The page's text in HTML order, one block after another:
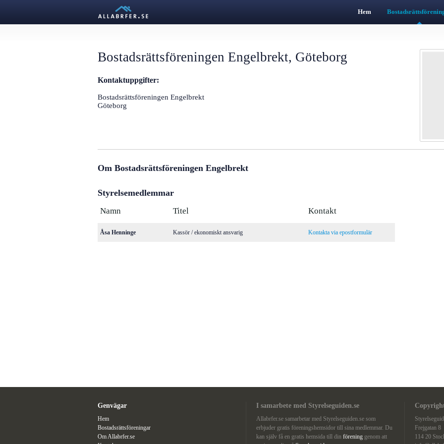
Hem
Bostadsrättsföreningen Engelbrekt, Göteborg
Kontaktuppgifter:
Bostadsrättsföreningen Engelbrekt
Göteborg
Om Bostadsrättsföreningen Engelbrekt
Styrelsemedlemmar
Namn Titel Kontakt
Åsa Henninge Kassör / ekonomiskt ansvarig Kontakta via epostformulär
Genvägar
Hem
Bostadsrättsföreningar
Om Allabrfer.se
I samarbete med Styrelseguiden.se
Allabrfer.se samarbetar med Styrelseguiden.se som
erbjuder gratis föreningshemsidor till sina medlemmar. Du
kan själv få en gratis hemsida till din förening genom att
Frejgatan 8
114 20